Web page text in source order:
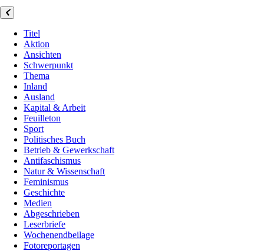
Titel
Aktion
Ansichten
Schwerpunkt
Thema
Inland
Ausland
Kapital & Arbeit
Feuilleton
Sport
Politisches Buch
Betrieb & Gewerkschaft
Antifaschismus
Natur & Wissenschaft
Feminismus
Geschichte
Medien
Abgeschrieben
Leserbriefe
Wochenendbeilage
Fotoreportagen